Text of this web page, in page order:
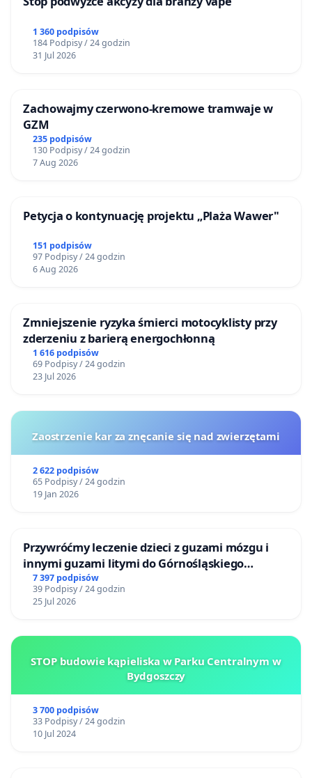
1 360 podpisów
184 Podpisy / 24 godzin
31 Jul 2026
Zachowajmy czerwono-kremowe tramwaje w
GZM
235 podpisów
130 Podpisy / 24 godzin
7 Aug 2026
Petycja o kontynuację projektu „Plaża Wawer"
151 podpisów
97 Podpisy / 24 godzin
6 Aug 2026
Zmniejszenie ryzyka śmierci motocyklisty przy
zderzeniu z barierą energochłonną
1 616 podpisów
69 Podpisy / 24 godzin
23 Jul 2026
Zaostrzenie kar za znęcanie się nad zwierzętami
2 622 podpisów
65 Podpisy / 24 godzin
19 Jan 2026
Przywróćmy leczenie dzieci z guzami mózgu i
innymi guzami litymi do Górnośląskiego
Centrum Zdrowia Dziecka w Katowicach
7 397 podpisów
39 Podpisy / 24 godzin
25 Jul 2026
STOP budowie kąpieliska w Parku Centralnym w
Bydgoszczy
3 700 podpisów
33 Podpisy / 24 godzin
10 Jul 2024